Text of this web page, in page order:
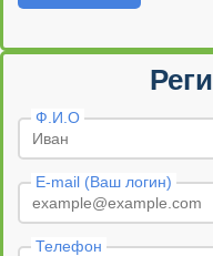
Ф.И.О
E-mail (Ваш логин)
Телефон